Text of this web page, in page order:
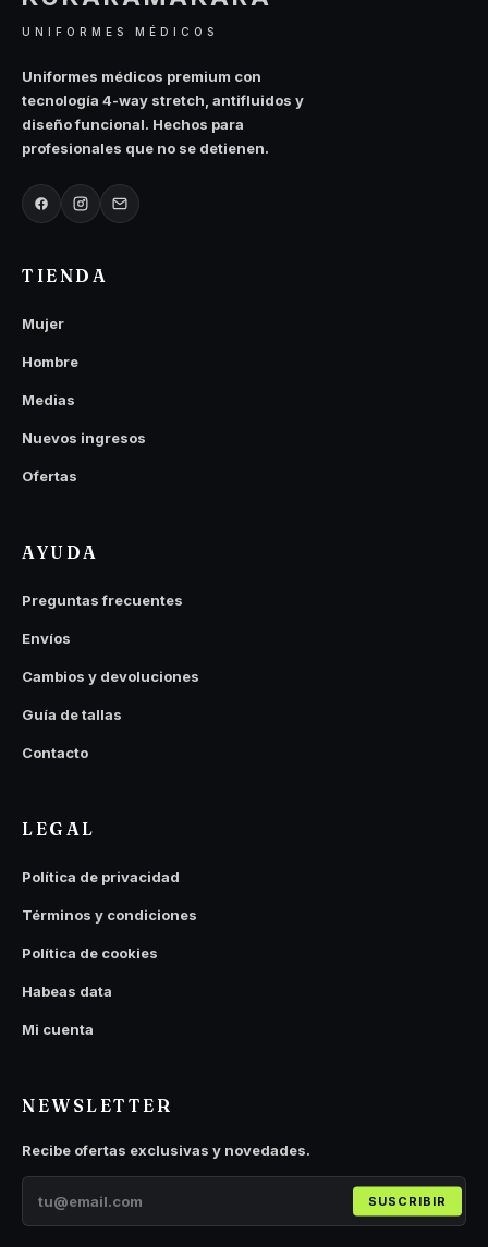
se
elegir
en
la
página
de
producto
elegir
en
UNIFORMES MÉDICOS
Uniformes médicos premium con
tecnología 4-way stretch, antifluidos y
diseño funcional. Hechos para
profesionales que no se detienen.
TIENDA
Mujer
Hombre
Medias
Nuevos ingresos
Ofertas
AYUDA
Preguntas frecuentes
Envíos
Cambios y devoluciones
Guía de tallas
Contacto
LEGAL
Política de privacidad
Términos y condiciones
Política de cookies
Habeas data
Mi cuenta
NEWSLETTER
Recibe ofertas exclusivas y novedades.
SUSCRIBIR